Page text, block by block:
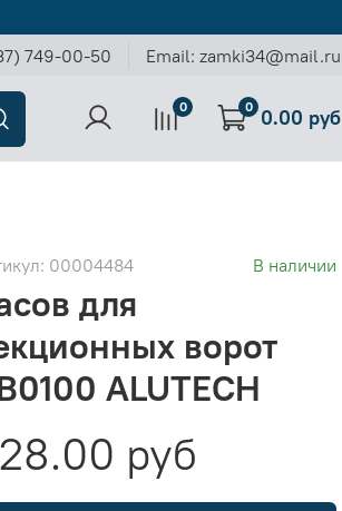
749-00-50 Email: zamki34@mail.ru
0 0 0.00 руб
00004484 В наличии
для
ворот
ALUTECH
руб